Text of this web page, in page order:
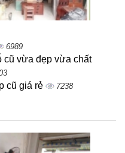
6989
cũ vừa đẹp vừa chất
cũ giá rẻ 7238